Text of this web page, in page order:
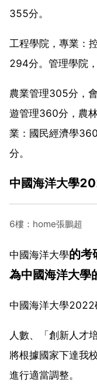
355分。
工程學院，專業：
294分。管理學院
農業管理305分，
遊管理360分，農
業：國民經濟學
分。
中國海洋大學
6樓：home張鵬超
中國海洋大學的考
為中國海洋大
中國海洋大學2022
人數、「創新人才
將根據國家下達我
進行適當調整。